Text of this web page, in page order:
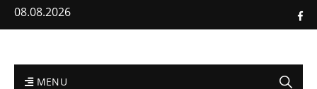
08.08.2026
MENU